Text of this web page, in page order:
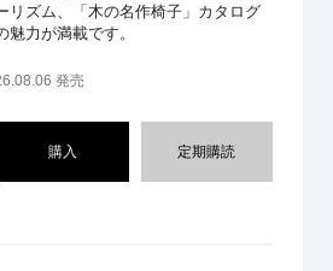
リズム、「木の名作椅子」カタログ
力が満載です。
発売
購入 定期購読